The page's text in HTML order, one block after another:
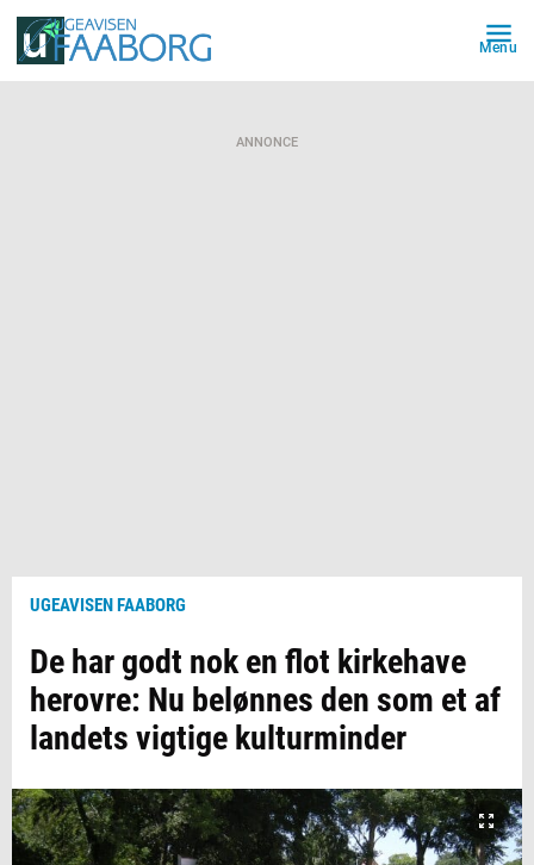
Menu
ANNONCE
UGEAVISEN FAABORG
De har godt nok en flot kirkehave
herovre: Nu belønnes den som et af
landets vigtige kulturminder